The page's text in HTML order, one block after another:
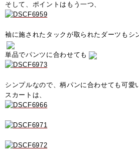
そして、ポイントはもう一つ、
袖に施されたタックが取られたダーツもシ
単品でパンツに合わせても
シンプルなので、柄パンに合わせても可愛
スカートは、